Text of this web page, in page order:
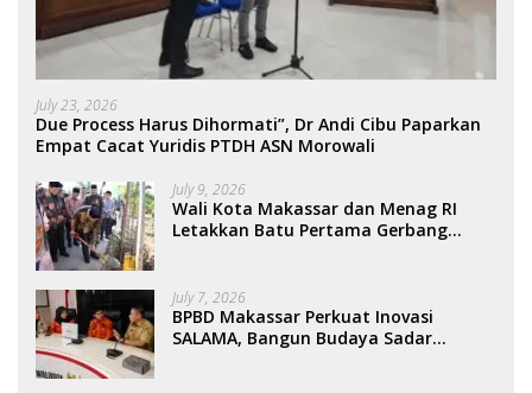
July 23, 2026
Due Process Harus Dihormati”, Dr Andi Cibu Paparkan
Empat Cacat Yuridis PTDH ASN Morowali
July 9, 2026
Wali Kota Makassar dan Menag RI
Letakkan Batu Pertama Gerbang
July 7, 2026
BPBD Makassar Perkuat Inovasi
SALAMA, Bangun Budaya Sadar